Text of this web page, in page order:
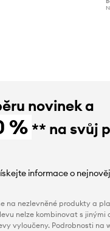
novinek a
% ** na svůj
informace o
na nezlevněné produkty a
nelze kombinovat s jinými
vyloučeny. Podrobnosti na